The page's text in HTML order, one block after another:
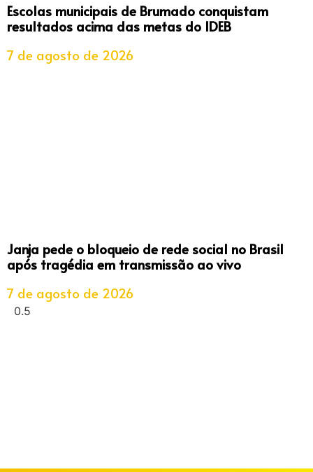
Escolas municipais de Brumado conquistam
resultados acima das metas do IDEB
7 de agosto de 2026
Janja pede o bloqueio de rede social no Brasil
após tragédia em transmissão ao vivo
7 de agosto de 2026